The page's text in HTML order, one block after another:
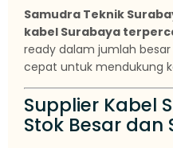
Samudra Teknik
kabel Surabaya
ready dalam jumlah
cepat untuk mendukung
Supplier Kabel
Stok Besar dan